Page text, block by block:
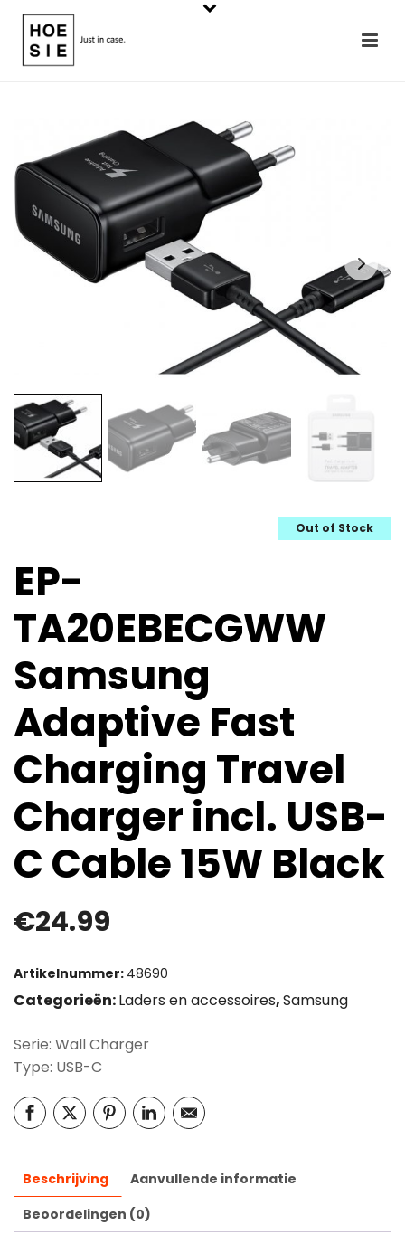
Out of Stock
EP-
TA20EBECGWW
Samsung
Adaptive Fast
Charging Travel
Charger incl. USB-
C Cable 15W Black
€24.99
Artikelnummer: 48690
Categorieën:Laders en accessoires,Samsung
Serie: Wall Charger
Type: USB-C
Beschrijving
Aanvullende informatie
Beoordelingen (0)